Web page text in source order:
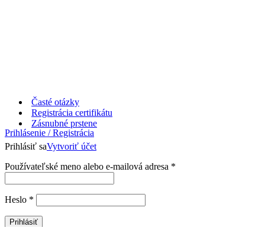
Časté otázky
Registrácia certifikátu
Prihlásenie / Registrácia
Prihlásiť saVytvoriť účet
Používateľské meno alebo e-mailová adresa *
Heslo *
Prihlásiť
Zásnubné prstene